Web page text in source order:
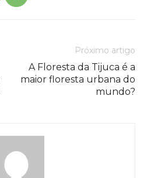
Próximo artigo
A Floresta da Tijuca é a
maior floresta urbana do
mundo?